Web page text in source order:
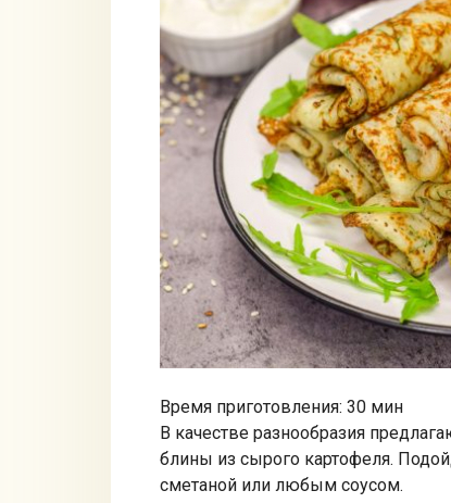
Время приготовления: 30 мин
В качестве разнообразия
блины из сырого картофеля.
сметаной или любым соусом.